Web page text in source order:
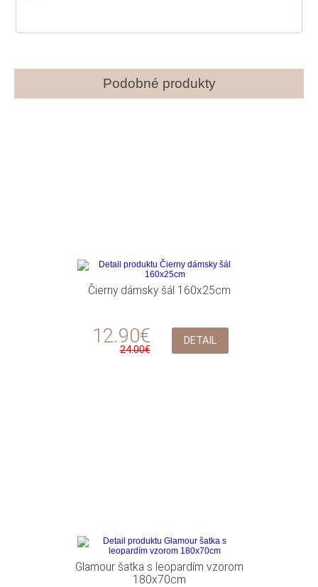
Podobné produkty
Čierny dámsky šál 160x25cm
12.90€
24.00€
DETAIL
Glamour šatka s leopardím vzorom
180x70cm